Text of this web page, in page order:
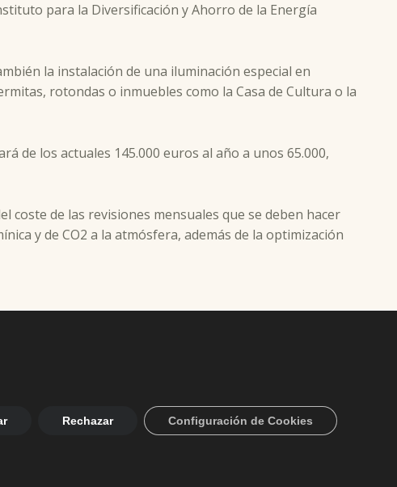
para la Diversificación y Ahorro de la Energía
la instalación de una iluminación especial en
rotondas o inmuebles como la Casa de Cultura o la
de los actuales 145.000 euros al año a unos 65.000,
coste de las revisiones mensuales que se deben hacer
y de CO2 a la atmósfera, además de la optimización
Rechazar Configuración de Cookies